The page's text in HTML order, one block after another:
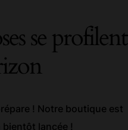
se profilent
! Notre boutique est
lancée !